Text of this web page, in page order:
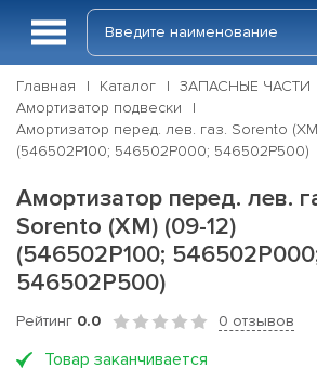
Главная Каталог ЗАПАСНЫЕ ЧАСТИ
Амортизатор подвески
Амортизатор перед. лев. газ. Sorento
(546502P100; 546502P000; 546502P500)
Амортизатор перед. лев.
Sorento (XM) (09-12)
(546502P100;
546502P500)
Рейтинг 0.0 0 отзывов
Товар заканчивается